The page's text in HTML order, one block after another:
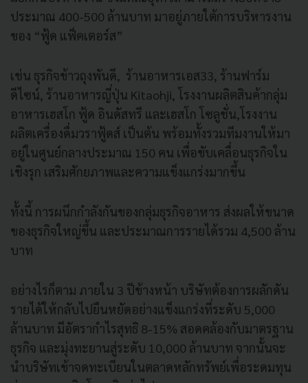
ประมาณ 400-500 ล้านบาท มาอยู่ภายใต้การบริหารงาน
ของ “ฟู้ด แฟ็คเตอร์ส”
เช่น ธุรกิจข้าวถุงพันดี, ร้านอาหารเอส33, ร้านฟาร์ม
ดีไซน์, ร้านอาหารญี่ปุ่น Kitaohji, โรงงานผลิตสินค้ากลุ่ม
อาหารเฮสโก ฟู้ด อินดัสทรี และเฮสโก โซลูชั่น,โรงงาน
ผลิตเครื่องดื่มวราฟู้ดส์ เป็นต้น พร้อมทั้งรวมทีมงานให้มา
อยู่ในศูนย์กลางประมาณ 150 คน เพื่อขับเคลื่อนธุรกิจใน
เชิงรุก เสริมศักยภาพและความแข็งแกร่งมากขึ้น
ทั้งนี้ การผนึกกำลังกันของกลุ่มธุรกิจอาหาร ส่งผลให้ขนาด
ของธุรกิจใหญ่ขึ้น และประมาณการรายได้รวม 4,500 ล้าน
บาท
อย่างไรก็ตาม ภายใน 3 ปีข้างหน้า บริษัทต้องการผลักดัน
รายได้ให้กลับไปยืนหยัดอย่างแข็งแกร่งที่ระดับ 5,000
ล้านบาท มีอัตรากำไรสุทธิ 8-15% สอดคล้องกับมาตรฐาน
ธุรกิจ และมุ่งทะยานสู่ระดับ 10,000 ล้านบาท จากนั้นจะ
นำบริษัทเข้าจดทะเบียนในตลาดหลักทรัพย์เพื่อระดมทุน